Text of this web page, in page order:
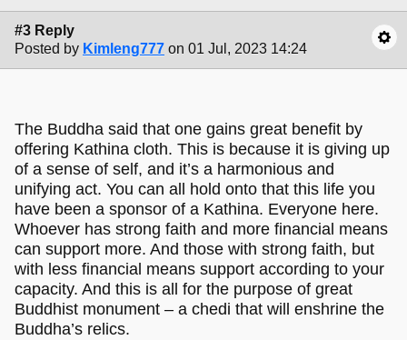
#3 Reply
Posted by Kimleng777 on 01 Jul, 2023 14:24
The Buddha said that one gains great benefit by
offering Kathina cloth. This is because it is giving up
of a sense of self, and it’s a harmonious and
unifying act. You can all hold onto that this life you
have been a sponsor of a Kathina. Everyone here.
Whoever has strong faith and more financial means
can support more. And those with strong faith, but
with less financial means support according to your
capacity. And this is all for the purpose of great
Buddhist monument – a chedi that will enshrine the
Buddha’s relics.